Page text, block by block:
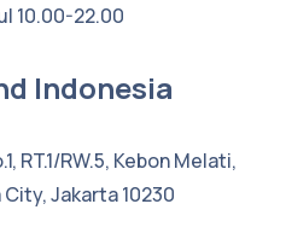
10.00-22.00
Indonesia
RT.1/RW.5, Kebon Melati,
Jakarta 10230